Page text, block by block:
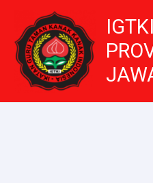
konten